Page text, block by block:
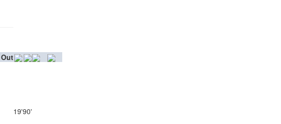
Out
19'90'